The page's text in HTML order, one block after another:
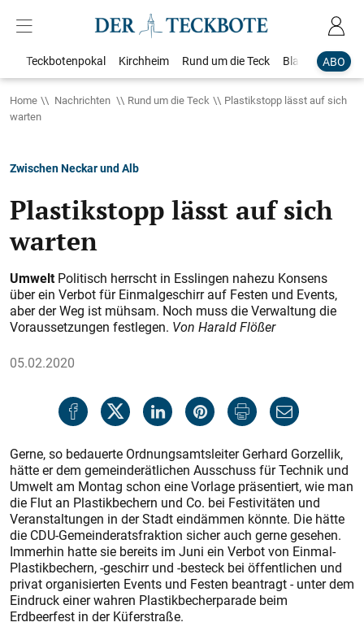
ABO
Teckbotenpokal Kirchheim Rund um die Teck Blaulicht
Home Nachrichten Rund um die Teck
Plastikstopp lässt auf sich
warten
Zwischen Neckar und Alb
Plastikstopp lässt auf sich
warten
Umwelt Politisch herrscht in Esslingen nahezu Konsens
über ein Verbot für Einmalgeschirr auf Festen und Events,
aber der Weg ist mühsam. Noch muss die Verwaltung die
Voraussetzungen festlegen. Von Harald Flößer
05.02.2020
Gerne, so bedauerte Ordnungsamtsleiter Gerhard Gorzellik,
hätte er dem gemeinderätlichen Ausschuss für Technik und
Umwelt am Montag schon eine Vorlage präsentiert, wie man
die Flut an Plastikbechern und Co. bei Festivitäten und
Veranstaltungen in der Stadt eindämmen könnte. Die hätte
die CDU-Gemeinderatsfraktion sicher auch gerne gesehen.
Immerhin hatte sie bereits im Juni ein Verbot von Einmal-
Plastikbechern, -geschirr und -besteck bei öffentlichen und
privat organisierten Events und Festen beantragt - unter dem
Eindruck einer wahren Plastikbecherparade beim
Erdbeerfest in der Küferstraße.